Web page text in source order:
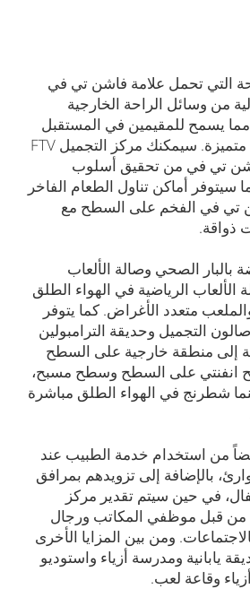
التي تحمل علامة فاشن تي في
من وسائل الراحة الخارجية
مما يسمح للمقيمين في المستقبل
بتجربة أفضل معيشة متميزة. سيمكنك مركز التجميل FTV
تي في من تحقيق أسلوب
سيتوفر أماكن تناول الطعام الفاخر
تي في الفخم على السطح مع
ذواقة.
الصحي وصالة الألعاب
الألعاب الرياضية في الهواء الطلق
متعدد الأغراض. كما يتوفر
التجميل وحديقة الترامبولين
إلى منطقة خارجية على السطح
انفنتي على السطح وسطح مسبح،
شطرنج في الهواء الطلق مباشرة
من استخدام خدمة الطبيب عند
بالإضافة إلى تزويدهم بمرافق
في حين سيتم تقدير مركز
قبل موظفي المكاتب ورجال
ومن بين المزايا الأخرى
يابانية ومدرسة أزياء واستوديو
وقاعة لعب.